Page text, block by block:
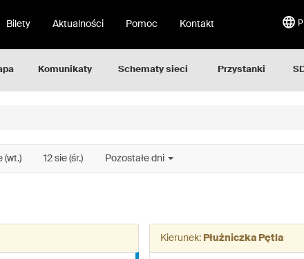
Bilety Aktualności Pomoc Kontakt
Komunikaty Schematy sieci Przystanki
(wt.) 12 sie (śr.) Pozostałe dni
Kierunek: Płużniczka Pętla